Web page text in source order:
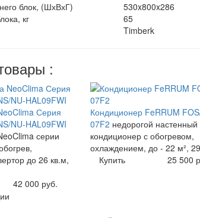
блок, (ШхВхГ)
530x800x286
кг
65
Timberk
:
Серия
NU-HAL09FWI
серии
до 26 кв.м,
42 000 руб.
Кондиционер FeRRUM
07F2 недорогой настенный
кондиционер с обогревом,
охлаждением, до - 22 м²,
Купить
25 500